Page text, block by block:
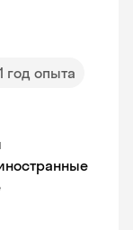
1 год опыта